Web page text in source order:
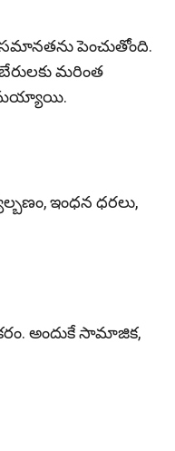
పెంచుతోంది.
మరింత
ఇంధన ధరలు,
అందుకే సామాజిక,